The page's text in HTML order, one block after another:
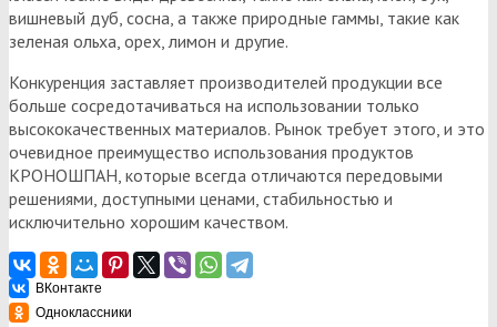
вишневый дуб, сосна, а также природные гаммы, такие как
зеленая ольха, орех, лимон и другие.
Конкуренция заставляет производителей продукции все
больше сосредотачиваться на использовании только
высококачественных материалов. Рынок требует этого, и это
очевидное преимущество использования продуктов
КРОНОШПАН, которые всегда отличаются передовыми
решениями, доступными ценами, стабильностью и
исключительно хорошим качеством.
ВКонтакте
Одноклассники